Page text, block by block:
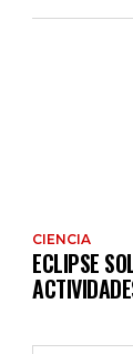
CIENCIA
ECLIPSE